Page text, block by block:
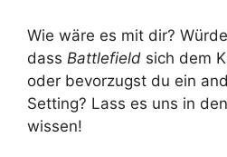
Wie wäre es mit dir?
dass Battlefield sich dem
oder bevorzugst du ein
Setting? Lass es uns in
wissen!